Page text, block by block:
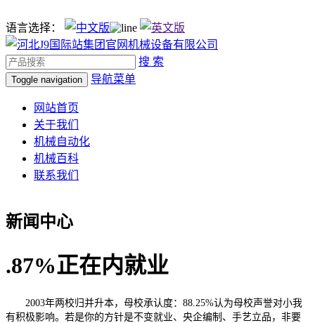
语言选择：
搜 索
Toggle navigation 导航菜单
网站首页
关于我们
机械自动化
机械百科
联系我们
新闻中心
.87%正在内就业
2003年两校归并升本，母校承认度：88.25%认为母校声誉对小我
有积极影响。若是你的方针是不变就业、央企编制、手艺立品，非要